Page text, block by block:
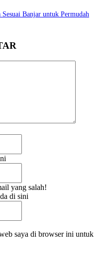
Banjar untuk Permudah
yang salah!
di sini
saya di browser ini untuk